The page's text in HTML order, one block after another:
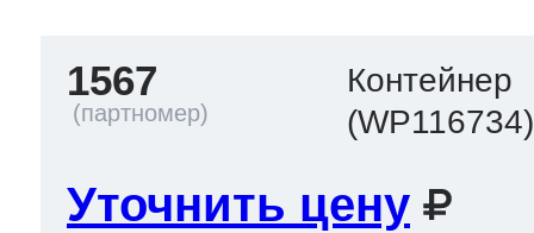
1567
Контейнер
(WP116734)
Уточнить цену